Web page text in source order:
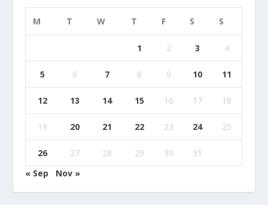
M T W T F S S
1 2 3 4
5 6 7 8 9 10 11
12 13 14 15 16 17 18
19 20 21 22 23 24 25
26 27 28 29 30
31
« Sep
Nov »